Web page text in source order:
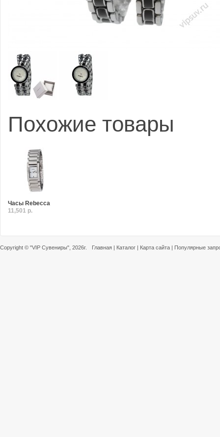
Похожие товары
Часы Rebecca
11,501 р.
Copyright © "VIP Сувениры" , 2026г. Главная | Каталог | Карта сайта | Популярные